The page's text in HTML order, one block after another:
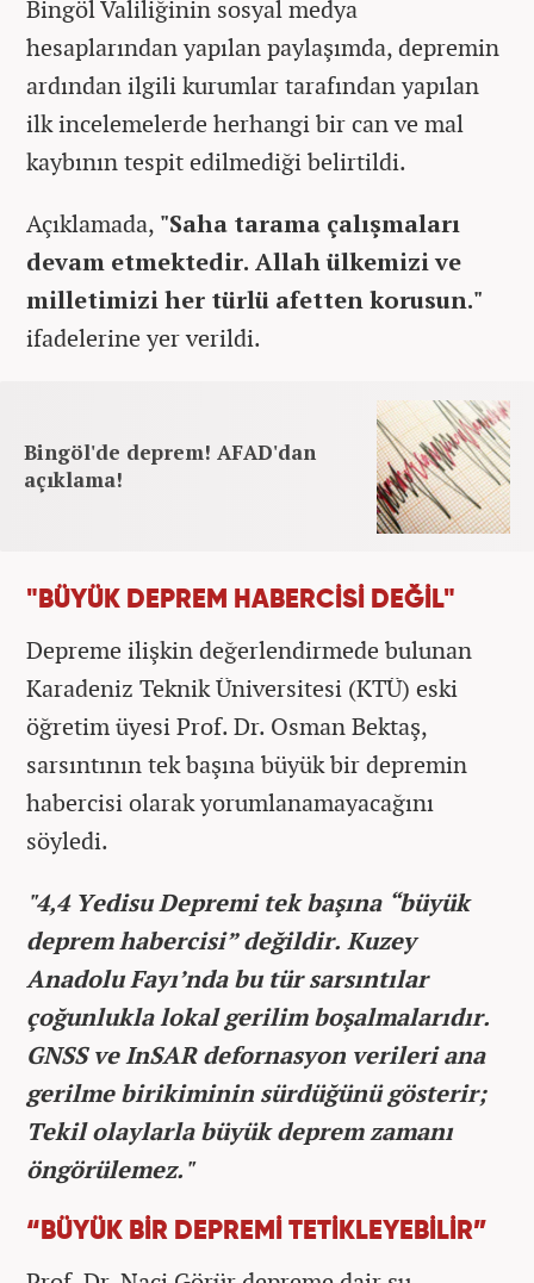
Bingöl Valiliğinin sosyal medya
hesaplarından yapılan paylaşımda, depremin
ardından ilgili kurumlar tarafından yapılan
ilk incelemelerde herhangi bir can ve mal
kaybının tespit edilmediği belirtildi.
Açıklamada, "Saha tarama çalışmaları
devam etmektedir. Allah ülkemizi ve
milletimizi her türlü afetten korusun."
ifadelerine yer verildi.
Bingöl'de deprem! AFAD'dan
açıklama!
"BÜYÜK DEPREM HABERCİSİ DEĞİL"
Depreme ilişkin değerlendirmede bulunan
Karadeniz Teknik Üniversitesi (KTÜ) eski
öğretim üyesi Prof. Dr. Osman Bektaş,
sarsıntının tek başına büyük bir depremin
habercisi olarak yorumlanamayacağını
söyledi.
"4,4 Yedisu Depremi tek başına “büyük
deprem habercisi” değildir. Kuzey
Anadolu Fayı’nda bu tür sarsıntılar
çoğunlukla lokal gerilim boşalmalarıdır.
GNSS ve InSAR defornasyon verileri ana
gerilme birikiminin sürdüğünü gösterir;
Tekil olaylarla büyük deprem zamanı
öngörülemez."
“BÜYÜK BİR DEPREMİ TETİKLEYEBİLİR”